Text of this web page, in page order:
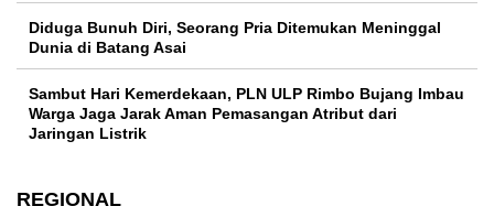
Diduga Bunuh Diri, Seorang Pria Ditemukan Meninggal
Dunia di Batang Asai
Sambut Hari Kemerdekaan, PLN ULP Rimbo Bujang Imbau
Warga Jaga Jarak Aman Pemasangan Atribut dari
Jaringan Listrik​
REGIONAL